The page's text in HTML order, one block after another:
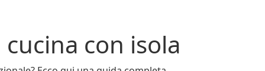
con isola